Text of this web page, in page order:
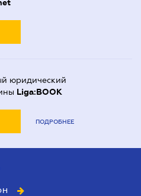
юридический
Liga:BOOK
ПОДРОБНЕЕ